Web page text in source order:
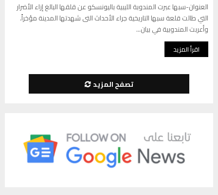
العنوان-سبها عبرت المندوبة الليبية باليونسكو عن قلقها البالغ إزاء الأضرار
التي طالت قلعة سبها التاريخية جراء الأحداث التى شهدتها المدينة مؤخراً.
وأعربت المندوبية في بيان...
اقرأ المزيد
تصفح المزيد